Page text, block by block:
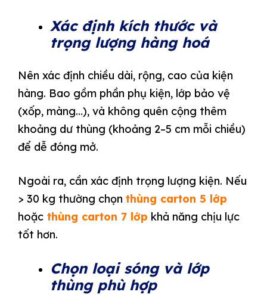
Xác định kích thước và
trọng lượng hàng hoá
Nên xác định chiều dài, rộng, cao của kiện
hàng. Bao gồm phần phụ kiện, lớp bảo vệ
(xốp, màng…), và không quên cộng thêm
khoảng dư thùng (khoảng 2–5 cm mỗi chiều)
để dễ đóng mở.
Ngoài ra, cần xác định trọng lượng kiện. Nếu
> 30 kg thường chọn thùng carton 5 lớp
hoặc thùng carton 7 lớp khả năng chịu lực
tốt hơn.
Chọn loại sóng và lớp
thùng phù hợp